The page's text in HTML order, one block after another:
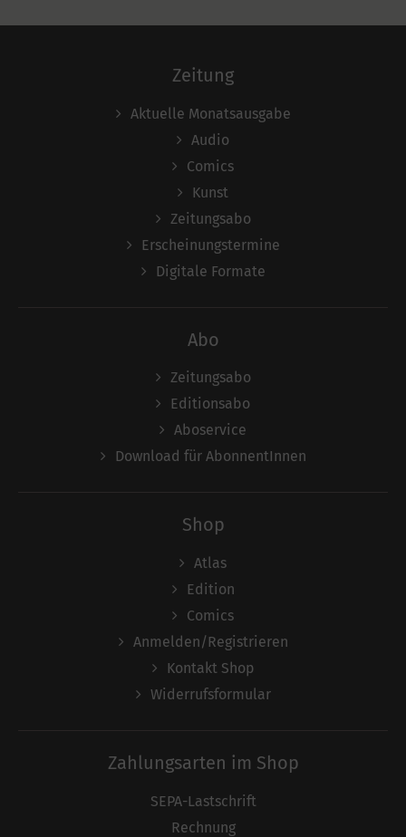
Zeitung
Aktuelle Monatsausgabe
Audio
Comics
Kunst
Zeitungsabo
Erscheinungstermine
Digitale Formate
Abo
Zeitungsabo
Editionsabo
Aboservice
Download für AbonnentInnen
Shop
Atlas
Edition
Comics
Anmelden/Registrieren
Kontakt Shop
Widerrufsformular
Zahlungsarten im Shop
SEPA-Lastschrift
Rechnung